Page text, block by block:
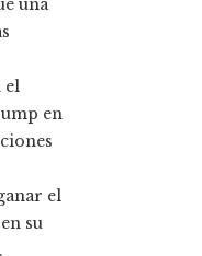
una
el
en
el
su